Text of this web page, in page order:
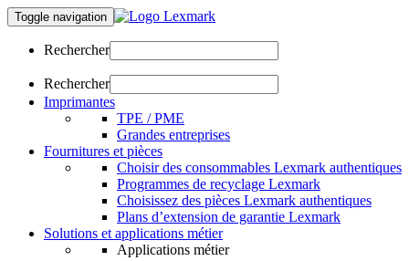
Toggle navigation
Rechercher
Rechercher
Imprimantes
TPE / PME
Grandes entreprises
Fournitures et pièces
Choisir des consommables Lexmark authentiques
Programmes de recyclage Lexmark
Choisissez des pièces Lexmark authentiques
Plans d’extension de garantie Lexmark
Solutions et applications métier
Applications métier